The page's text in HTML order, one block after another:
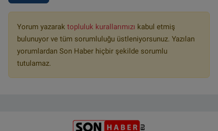
Yorum yazarak topluluk kurallarımızı kabul etmiş
bulunuyor ve tüm sorumluluğu üstleniyorsunuz. Yazılan
yorumlardan Son Haber hiçbir şekilde sorumlu
tutulamaz.